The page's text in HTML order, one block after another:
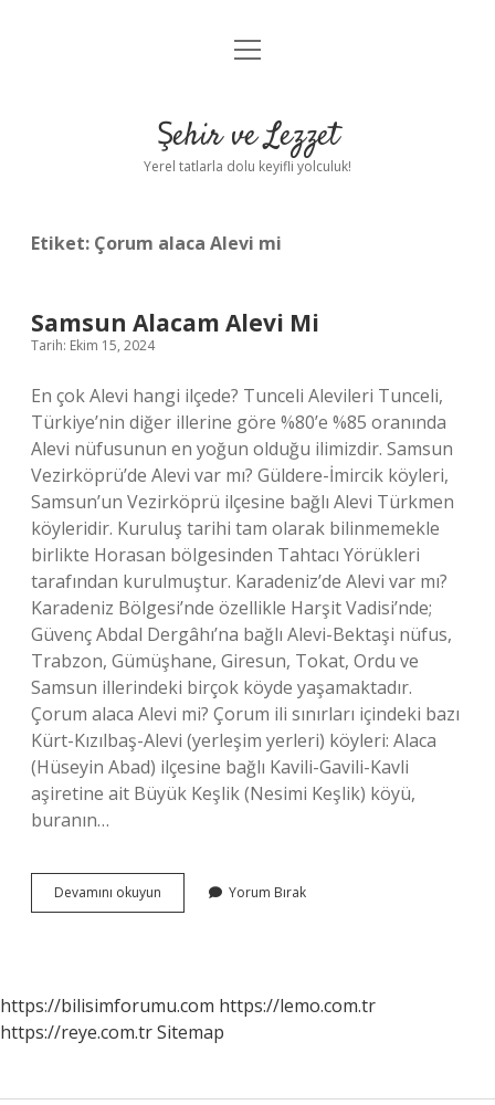
Anasayfa
Yasal Uyarı
menüyü
Şehir ve Lezzet
Yerel tatlarla dolu keyifli yolculuk!
Etiket: Çorum alaca Alevi mi
Samsun Alacam Alevi Mi
Tarih: Ekim 15, 2024
En çok Alevi hangi ilçede? Tunceli Alevileri Tunceli,
Türkiye’nin diğer illerine göre %80’e %85 oranında
Alevi nüfusunun en yoğun olduğu ilimizdir. Samsun
Vezirköprü’de Alevi var mı? Güldere-İmircik köyleri,
Samsun’un Vezirköprü ilçesine bağlı Alevi Türkmen
köyleridir. Kuruluş tarihi tam olarak bilinmemekle
birlikte Horasan bölgesinden Tahtacı Yörükleri
tarafından kurulmuştur. Karadeniz’de Alevi var mı?
Karadeniz Bölgesi’nde özellikle Harşit Vadisi’nde;
Güvenç Abdal Dergâhı’na bağlı Alevi-Bektaşi nüfus,
Trabzon, Gümüşhane, Giresun, Tokat, Ordu ve
Samsun illerindeki birçok köyde yaşamaktadır.
Çorum alaca Alevi mi? Çorum ili sınırları içindeki bazı
Kürt-Kızılbaş-Alevi (yerleşim yerleri) köyleri: Alaca
(Hüseyin Abad) ilçesine bağlı Kavili-Gavili-Kavli
aşiretine ait Büyük Keşlik (Nesimi Keşlik) köyü,
buranın…
Devamını okuyun
Alacam
Yorum Bırak
https://bilisimforumu.com https://lemo.com.tr
https://reye.com.trSitemap